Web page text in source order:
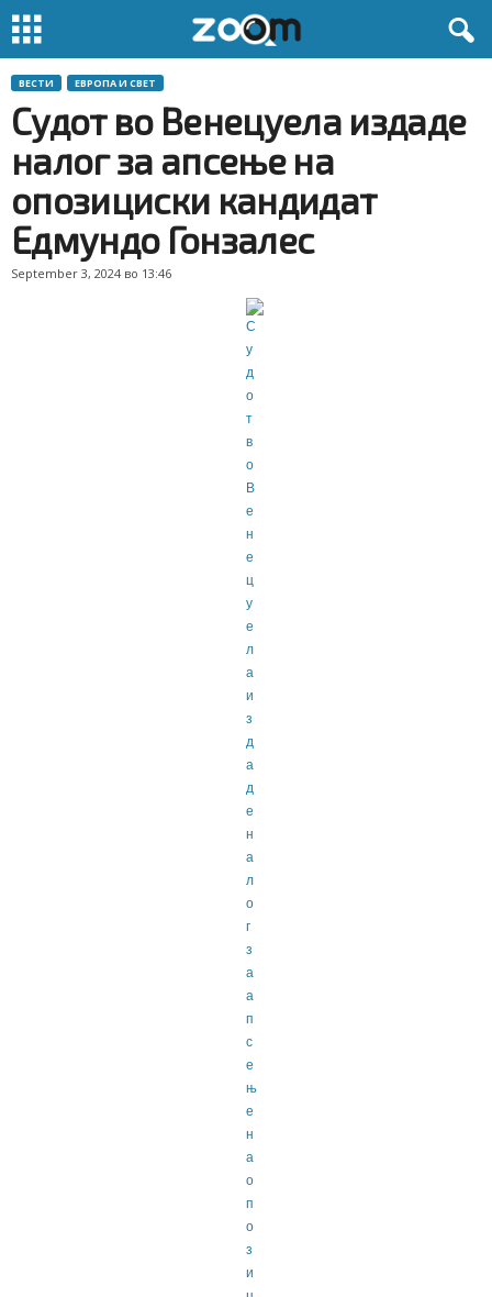
ВЕСТИ ЕВРОПА И СВЕТ
Судот во Венецуела издаде
налог за апсење на
опозициски кандидат
Едмундо Гонзалес
September 3, 2024 во 13:46